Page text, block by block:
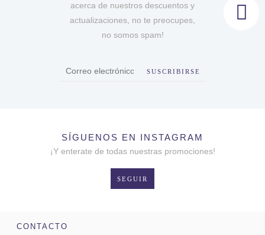
acerca de nuestros descuentos y
actualizaciones, no te preocupes,
no somos spam!
SUSCRIBIRSE
SÍGUENOS EN INSTAGRAM
¡Y enterate de todas nuestras promociones!
SEGUIR
CONTACTO